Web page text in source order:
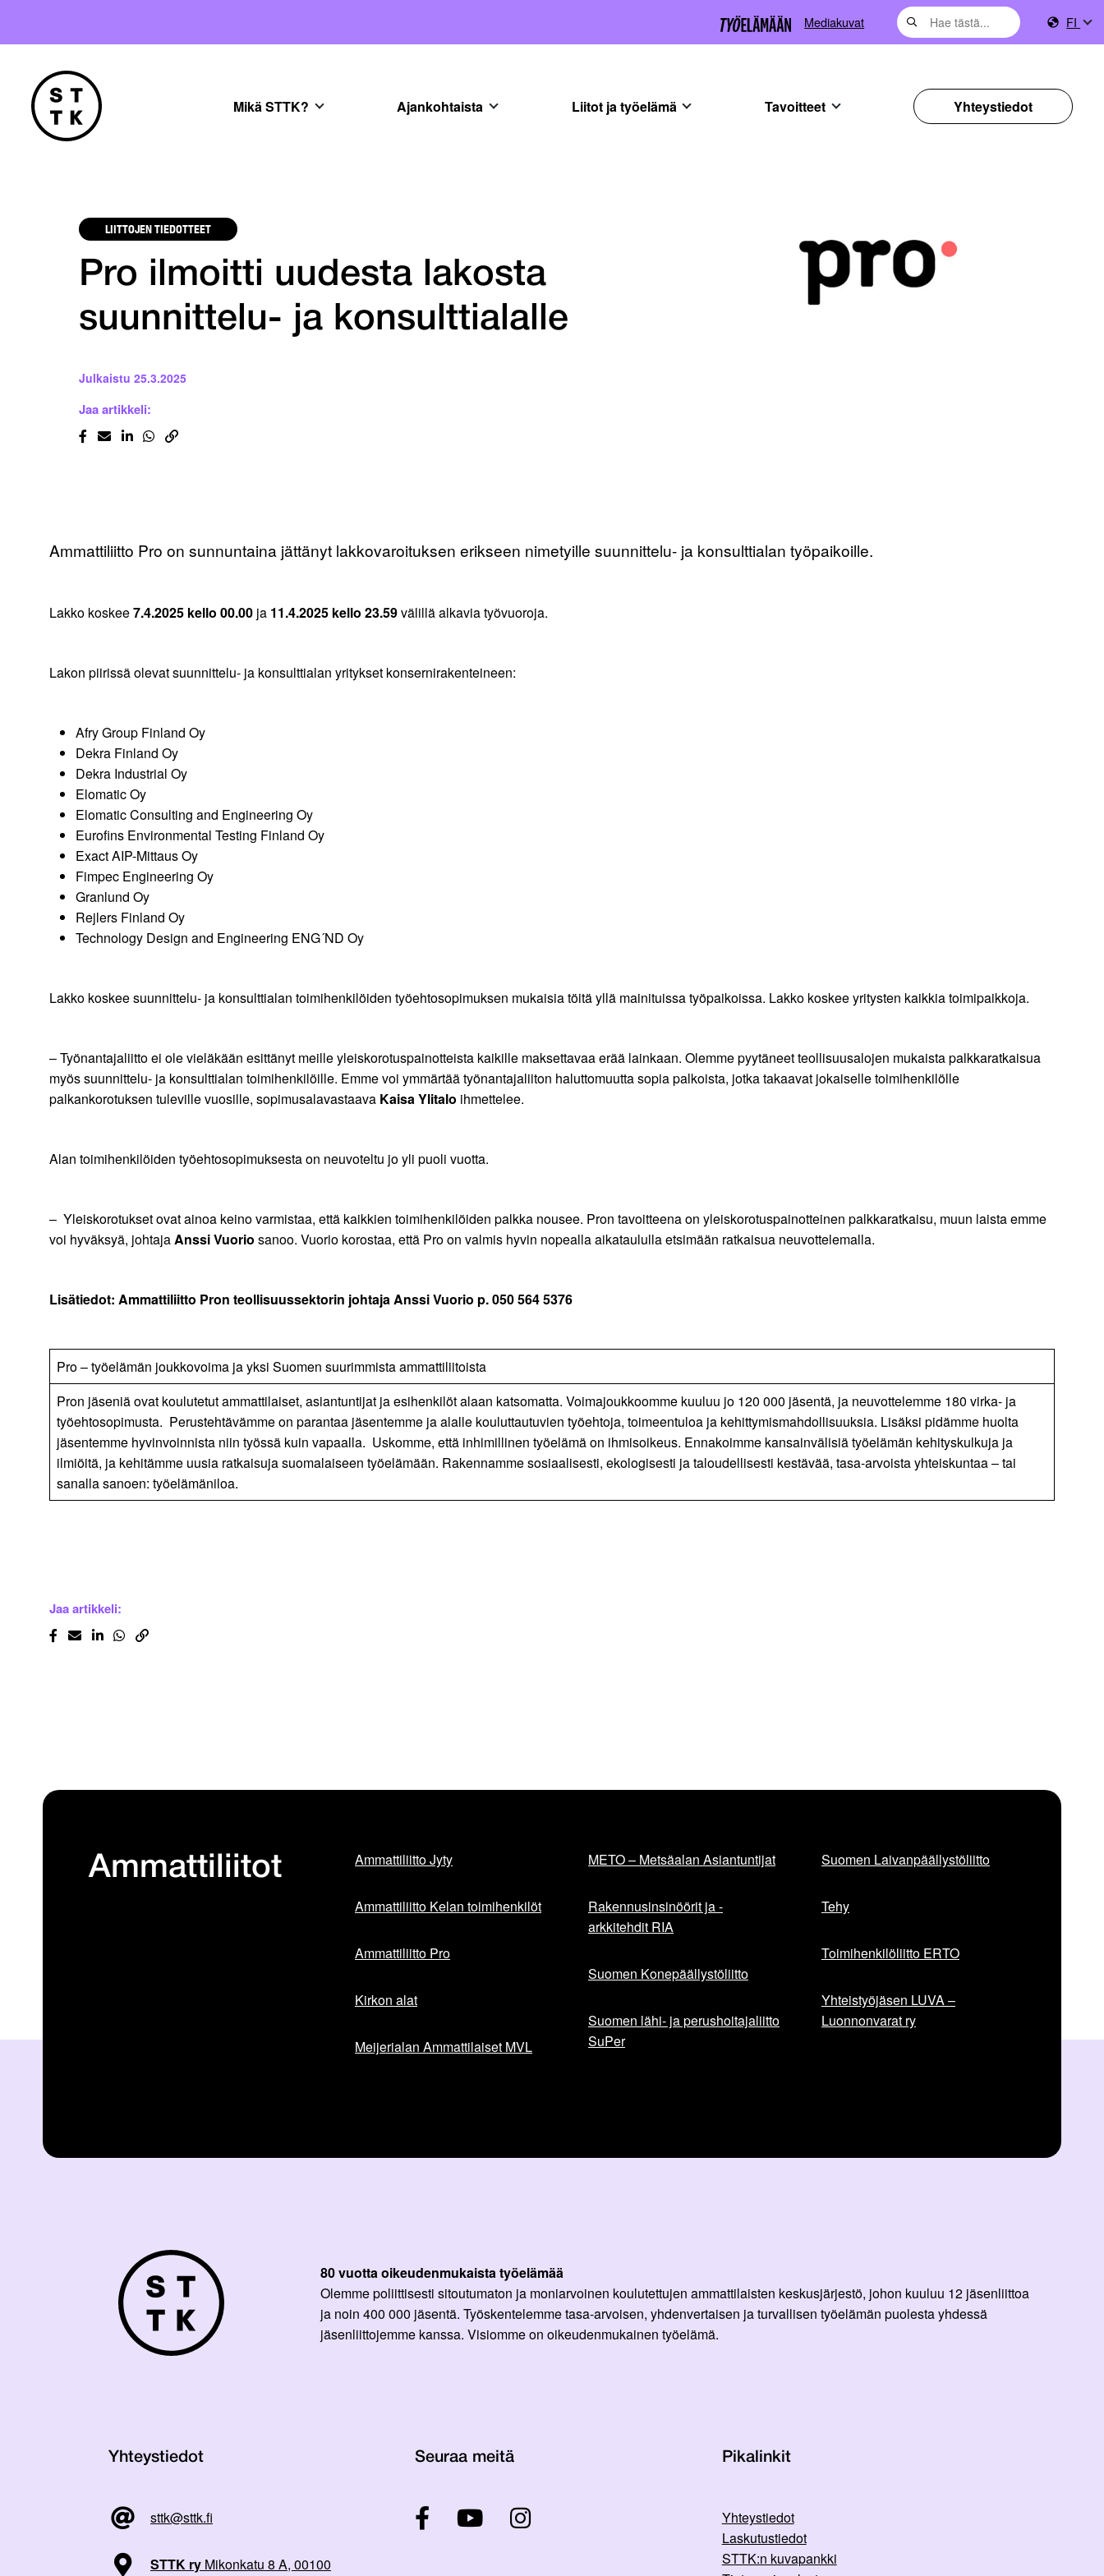
Mediakuvat FI
Mikä STTK? Ajankohtaista Liitot ja työelämä Tavoitteet Yhteystiedot
LIITTOJEN TIEDOTTEET
Pro ilmoitti uudesta lakosta
suunnittelu- ja konsulttialalle
Julkaistu 25.3.2025
Jaa artikkeli:
Ammattiliitto Pro on sunnuntaina jättänyt lakkovaroituksen erikseen nimetyille suunnittelu- ja konsulttialan työpaikoille.
Lakko koskee7.4.2025 kello 00.00 ja 11.4.2025 kello 23.59välillä alkavia työvuoroja.
Lakon piirissä olevat suunnittelu- ja konsulttialan yritykset konsernirakenteineen:
Afry Group Finland Oy
Dekra Finland Oy
Dekra Industrial Oy
Elomatic Oy
Elomatic Consulting and Engineering Oy
Eurofins Environmental Testing Finland Oy
Exact AIP-Mittaus Oy
Fimpec Engineering Oy
Granlund Oy
Rejlers Finland Oy
Technology Design and Engineering ENG´ND Oy
Lakko koskee suunnittelu- ja konsulttialan toimihenkilöiden työehtosopimuksen mukaisia töitä yllä mainituissa työpaikoissa. Lakko koskee yritysten kaikkia toimipaikkoja.
– Työnantajaliitto ei ole vieläkään esittänyt meille yleiskorotuspainotteista kaikille maksettavaa erää lainkaan. Olemme pyytäneet teollisuusalojen mukaista palkkaratkaisua
myös suunnittelu- ja konsulttialan toimihenkilöille. Emme voi ymmärtää työnantajaliiton haluttomuutta sopia palkoista, jotka takaavat jokaiselle toimihenkilölle
palkankorotuksen tuleville vuosille, sopimusalavastaava Kaisa Ylitalo ihmettelee.
Alan toimihenkilöiden työehtosopimuksesta on neuvoteltu jo yli puoli vuotta.
– Yleiskorotukset ovat ainoa keino varmistaa, että kaikkien toimihenkilöiden palkka nousee. Pron tavoitteena on yleiskorotuspainotteinen palkkaratkaisu, muun laista emme
voi hyväksyä, johtajaAnssi Vuorio sanoo. Vuorio korostaa, että Pro on valmis hyvin nopealla aikataululla etsimään ratkaisua neuvottelemalla.
Lisätiedot: Ammattiliitto Pron teollisuussektorin johtaja Anssi Vuorio p. 050 564 5376
Pro – työelämän joukkovoima ja yksi Suomen suurimmista ammattiliitoista
Pron jäseniä ovat koulutetut ammattilaiset, asiantuntijat ja esihenkilöt alaan katsomatta. Voimajoukkoomme kuuluu jo 120 000 jäsentä, ja neuvottelemme 180 virka- ja
työehtosopimusta. Perustehtävämme on parantaa jäsentemme ja alalle kouluttautuvien työehtoja, toimeentuloa ja kehittymismahdollisuuksia. Lisäksi pidämme huolta
jäsentemme hyvinvoinnista niin työssä kuin vapaalla. Uskomme, että inhimillinen työelämä on ihmisoikeus. Ennakoimme kansainvälisiä työelämän kehityskulkuja ja
ilmiöitä, ja kehitämme uusia ratkaisuja suomalaiseen työelämään. Rakennamme sosiaalisesti, ekologisesti ja taloudellisesti kestävää, tasa-arvoista yhteiskuntaa – tai
sanalla sanoen: työelämäniloa.
Jaa artikkeli:
Ammattiliitot Ammattiliitto Jyty
Ammattiliitto Kelan toimihenkilöt
Ammattiliitto Pro
Kirkon alat
Meijerialan Ammattilaiset MVL
METO – Metsäalan Asiantuntijat
Rakennusinsinöörit ja -
arkkitehdit RIA
Suomen Konepäällystöliitto
Suomen lähi- ja perushoitajaliitto
SuPer
Suomen Laivanpäällystöliitto
Tehy
Toimihenkilöliitto ERTO
Yhteistyöjäsen LUVA –
Luonnonvarat ry
80 vuotta oikeudenmukaista työelämää
Olemme poliittisesti sitoutumaton ja moniarvoinen koulutettujen ammattilaisten keskusjärjestö, johon kuuluu 12 jäsenliittoa
ja noin 400 000 jäsentä. Työskentelemme tasa-arvoisen, yhdenvertaisen ja turvallisen työelämän puolesta yhdessä
jäsenliittojemme kanssa. Visiomme on oikeudenmukainen työelämä.
Yhteystiedot
sttk@sttk.fi
STTK ry Mikonkatu 8 A, 00100
Seuraa meitä Pikalinkit
Yhteystiedot
Laskutustiedot
STTK:n kuvapankki